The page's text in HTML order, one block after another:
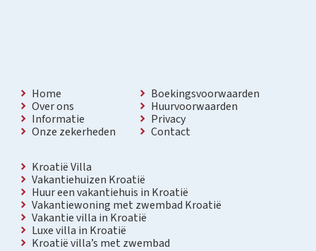
Home
Over ons
Informatie
Onze zekerheden
Boekingsvoorwaarden
Huurvoorwaarden
Privacy
Contact
Kroatië Villa
Vakantiehuizen Kroatië
Huur een vakantiehuis in Kroatië
Vakantiewoning met zwembad Kroatië
Vakantie villa in Kroatië
Luxe villa in Kroatië
Kroatië villa’s met zwembad